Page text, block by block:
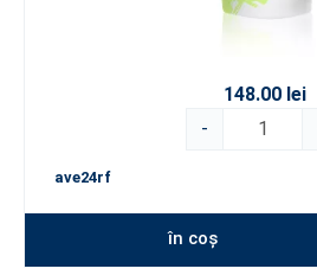
148.00 lei
-
ave24rf
în coș